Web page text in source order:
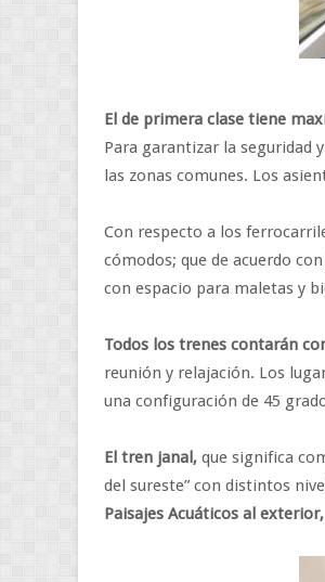
El de primera clase tiene
Para garantizar la seguridad
las zonas comunes. Los
Con respecto a los
cómodos; que de acuerdo
con espacio para maletas y
Todos los trenes contarán
reunión y relajación. Los
una configuración de 45
El tren janal, que significa
del sureste” con distintos
Paisajes Acuáticos al exterior,